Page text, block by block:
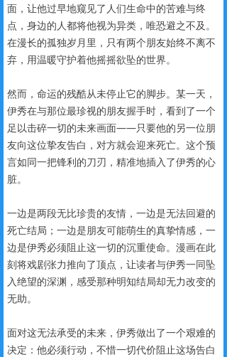
面，让他过早地窥见了人们生命中的苦难与终
点，身边的人都将他视为异类，唯恐避之不及。
在漫长的孤独岁月里，只有两个朋友始终不离不
弃，用温暖守护着他摇摇欲坠的世界。
然而，命运的残酷从未停止它的脚步。某一天，
伊秀在与那位最珍视的朋友握手时，看到了一个
足以击碎一切的未来画面——只要他的另一位朋
友向这位挚友告白，对方就会迎来死亡。这个预
言如同一把锋利的刀刃，精准地插入了伊秀的心
脏。
一边是两段无比珍贵的友情，一边是无法回避的
死亡结局；一边是朋友可能萌生的真挚情感，一
边是伊秀必须阻止这一切的沉重使命。漫画在此
刻将戏剧张力推向了顶点，让读者与伊秀一同坠
入绝望的深渊，感受那种明知结局却无力改变的
无助。
面对这无法承受的未来，伊秀做出了一个艰难的
决定：他必须行动，不惜一切代价阻止这场告白